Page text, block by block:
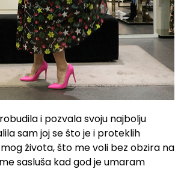
i pozvala svoju najbolju
sam joj se što je i proteklih
života, što me voli bez obzira na
sasluša kad god je umaram